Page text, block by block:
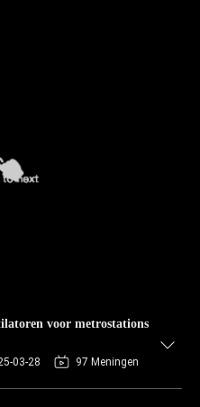
voor metrostations
03-28 97 Meningen